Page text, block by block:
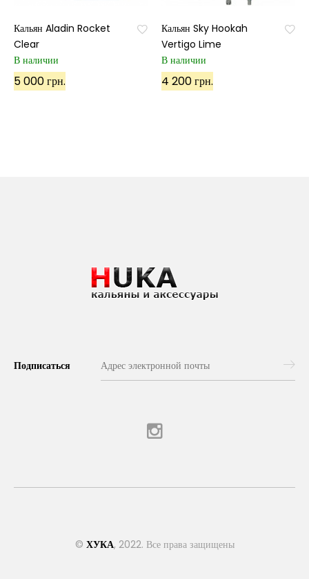
Кальян Aladin Rocket
Clear
В наличии
5 000 грн.
Кальян Sky Hookah
Vertigo Lime
В наличии
4 200 грн.
Подписаться
© ХУКА, 2022. Все права защищены